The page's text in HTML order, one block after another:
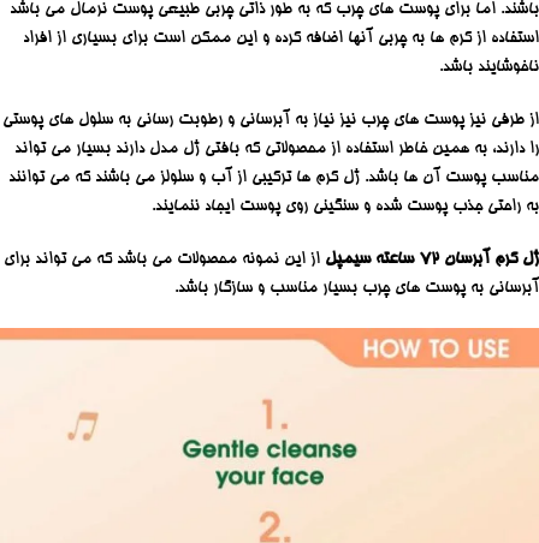
باشند. اما برای پوست های چرب که به طور ذاتی چربی طبیعی پوست نرمال می باشد
استفاده از کرم ها به چربی آنها اضافه کرده و این ممکن است برای بسیاری از افراد
ناخوشایند باشد.
از طرفی نیز پوست های چرب نیز نیاز به آبرسانی و رطوبت رسانی به سلول های پوستی
را دارند، به همین خاطر استفاده از محصولاتی که بافتی ژل مدل دارند بسیار می تواند
مناسب پوست آن ها باشد. ژل کرم ها ترکیبی از آب و سلولز می باشند که می توانند
به راحتی جذب پوست شده و سنگینی روی پوست ایجاد ننمایند.
ژل کرم آبرسان 72 ساعته سیمپل
از این نمونه محصولات می باشد که می تواند برای
آبرسانی به پوست های چرب بسیار مناسب و سازگار باشد.